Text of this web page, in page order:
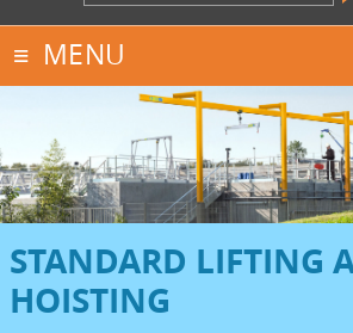
MENU
STANDARD LIFTING
HOISTING